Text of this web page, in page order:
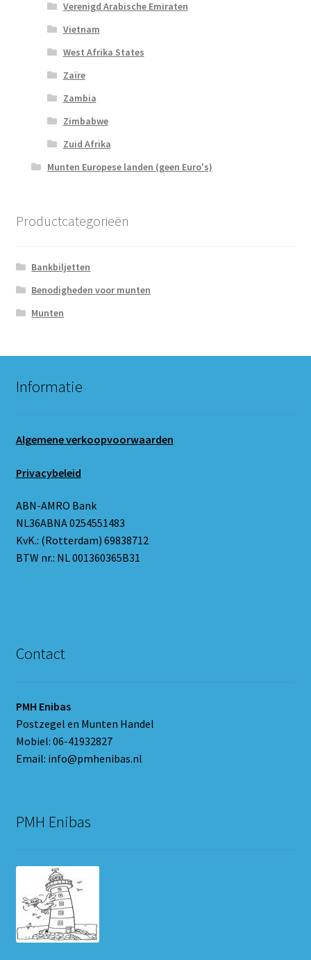
Verenigd Arabische Emiraten
Vietnam
West Afrika States
Zaïre
Zambia
Zimbabwe
Zuid Afrika
Munten Europese landen (geen Euro's)
Productcategorieën
Bankbiljetten
Benodigheden voor munten
Munten
Informatie
Algemene verkoopvoorwaarden
Privacybeleid
ABN-AMRO Bank
NL36ABNA 0254551483
KvK.: (Rotterdam) 69838712
BTW nr.: NL 001360365B31
Contact
PMH Enibas
Postzegel en Munten Handel
Mobiel: 06-41932827
Email: info@pmhenibas.nl
PMH Enibas